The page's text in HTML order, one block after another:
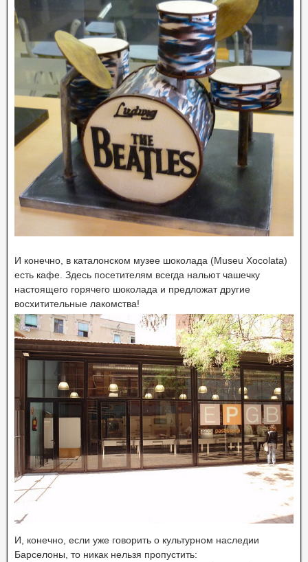
И конечно, в каталонском музее шоколада (Museu Xocolata)
есть кафе. Здесь посетителям всегда нальют чашечку
настоящего горячего шоколада и предложат другие
восхитительные лакомства!
И, конечно, если уже говорить о культурном наследии
Барселоны, то никак нельзя пропустить: